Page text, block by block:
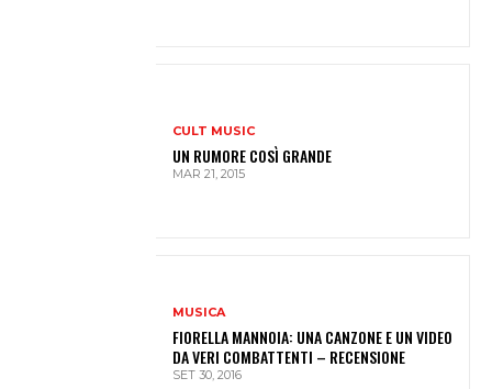
CULT MUSIC
UN RUMORE COSÌ GRANDE
MAR 21, 2015
MUSICA
FIORELLA MANNOIA: UNA CANZONE E UN VIDEO
DA VERI COMBATTENTI – RECENSIONE
SET 30, 2016